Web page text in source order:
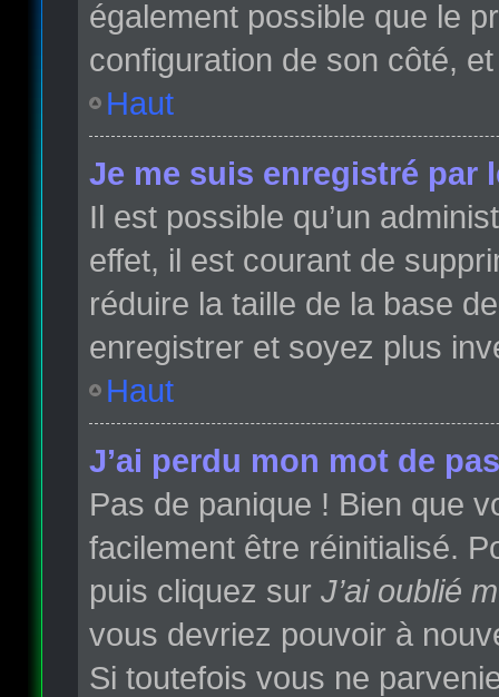
également possible que le
configuration de son côté,
Haut
Je me suis enregistré par
Il est possible qu’un
effet, il est courant de
réduire la taille de la base
enregistrer et soyez plus
Haut
J’ai perdu mon mot de
Pas de panique ! Bien que
facilement être réinitialisé.
puis cliquez sur J’ai oublié
vous devriez pouvoir à
Si toutefois vous ne